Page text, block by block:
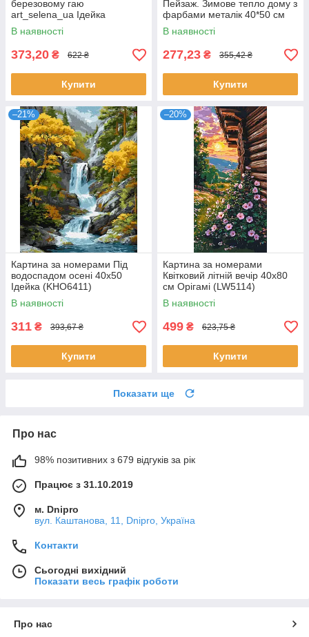
березовому гаю
art_selena_ua Ідейка
(KHO6341)
В наявності
373,20 ₴ 622 ₴
Купити
Пейзаж. Зимове тепло дому з
фарбами металік 40*50 см
Орігамі (LW1605-01)
В наявності
277,23 ₴ 355,42 ₴
Купити
–21%
Картина за номерами Під
водоспадом осені 40х50
Ідейка (KHO6411)
В наявності
311 ₴ 393,67 ₴
Купити
–20%
Картина за номерами
Квітковий літній вечір 40x80
см Орігамі (LW5114)
В наявності
499 ₴ 623,75 ₴
Купити
Показати ще
Про нас
98% позитивних з 679 відгуків за рік
Працює з 31.10.2019
м. Dnipro
вул. Каштанова, 11, Dnipro, Україна
Контакти
Сьогодні вихідний
Показати весь графік роботи
Про нас